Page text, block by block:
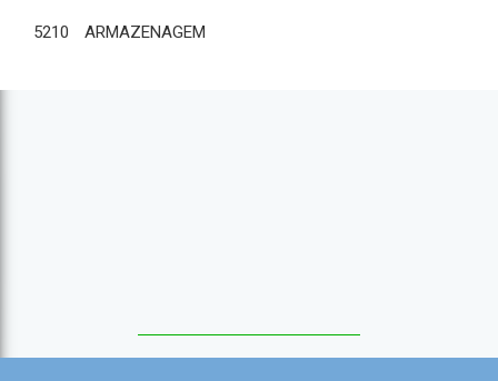
5210 ARMAZENAGEM